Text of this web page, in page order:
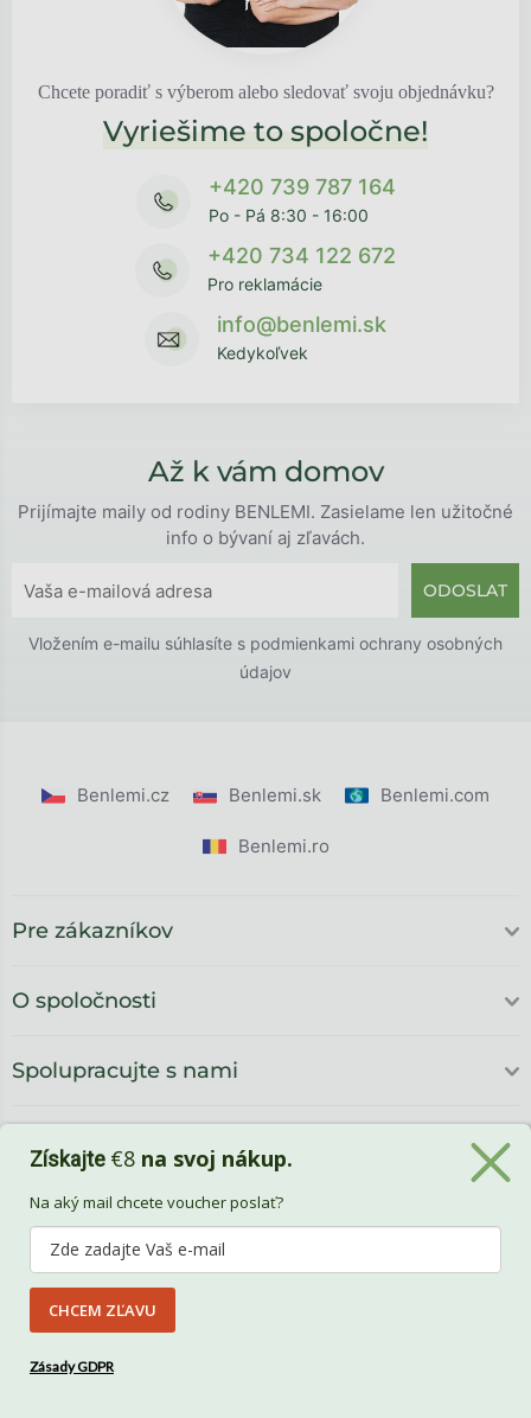
Chcete poradiť s výberom alebo sledovať svoju objednávku?
Vyriešime to spoločne!
+420 739 787 164
Po - Pá 8:30 - 16:00
+420 734 122 672
Pro reklamácie
info@benlemi.sk
Kedykoľvek
Až k vám domov
Prijímajte maily od rodiny BENLEMI. Zasielame len užitočné
info o bývaní aj zľavách.
ODOSLAT
Vložením e-mailu súhlasíte s podmienkami ochrany osobných
údajov
Benlemi.cz Benlemi.sk Benlemi.com
Benlemi.ro
Pre zákazníkov
O spoločnosti
Spolupracujte s nami
Benlemi
Získajte €8 na svoj nákup.
Na aký mail chcete voucher poslať?
CHCEM ZĽAVU
Zásady GDPR